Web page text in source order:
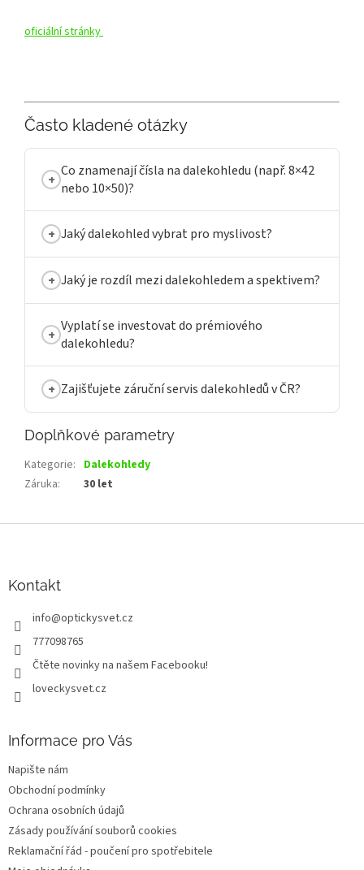
oficiální stránky
Často kladené otázky
Co znamenají čísla na dalekohledu (např. 8×42
nebo 10×50)?
Jaký dalekohled vybrat pro myslivost?
Jaký je rozdíl mezi dalekohledem a spektivem?
Vyplatí se investovat do prémiového
dalekohledu?
Zajišťujete záruční servis dalekohledů v ČR?
Doplňkové parametry
Kategorie: Dalekohledy
Záruka: 30 let
Kontakt
info@optickysvet.cz
777098765
Čtěte novinky na našem Facebooku!
loveckysvet.cz
Informace pro Vás
Napište nám
Obchodní podmínky
Ochrana osobních údajů
Zásady používání souborů cookies
Reklamační řád - poučení pro spotřebitele